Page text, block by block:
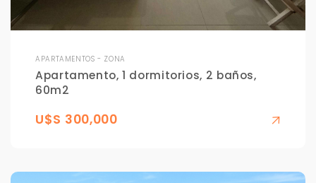
APARTAMENTOS - ZONA
Apartamento, 1 dormitorios, 2 baños,
60m2
U$S 300,000